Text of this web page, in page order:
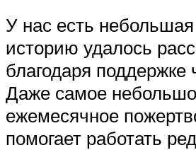
У нас есть
историю удалось
благодаря поддержке
Даже самое
ежемесячное
помогает работать